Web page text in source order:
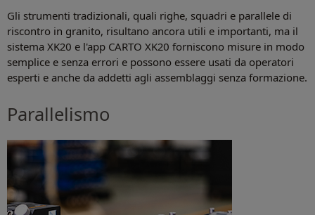
Gli strumenti tradizionali, quali righe, squadri e parallele di
riscontro in granito, risultano ancora utili e importanti, ma il
sistema XK20 e l'app CARTO XK20 forniscono misure in modo
semplice e senza errori e possono essere usati da operatori
esperti e anche da addetti agli assemblaggi senza formazione.
Parallelismo